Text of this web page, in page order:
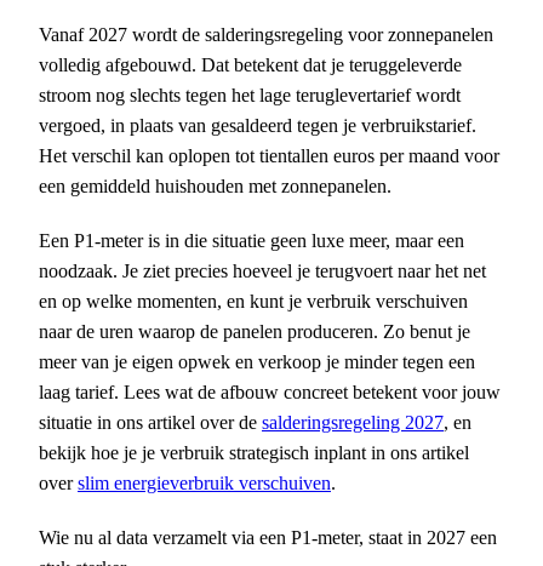
Vanaf 2027 wordt de salderingsregeling voor zonnepanelen
volledig afgebouwd. Dat betekent dat je teruggeleverde
stroom nog slechts tegen het lage teruglevertarief wordt
vergoed, in plaats van gesaldeerd tegen je verbruikstarief.
Het verschil kan oplopen tot tientallen euros per maand voor
een gemiddeld huishouden met zonnepanelen.
Een P1-meter is in die situatie geen luxe meer, maar een
noodzaak. Je ziet precies hoeveel je terugvoert naar het net
en op welke momenten, en kunt je verbruik verschuiven
naar de uren waarop de panelen produceren. Zo benut je
meer van je eigen opwek en verkoop je minder tegen een
laag tarief. Lees wat de afbouw concreet betekent voor jouw
situatie in ons artikel over de salderingsregeling 2027, en
bekijk hoe je je verbruik strategisch inplant in ons artikel
overslim energieverbruik verschuiven.
Wie nu al data verzamelt via een P1-meter, staat in 2027 een